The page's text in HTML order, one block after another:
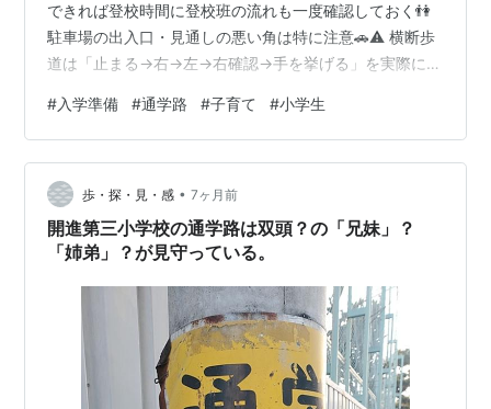
できれば登校時間に登校班の流れも一度確認しておく👫
駐車場の出入口・見通しの悪い角は特に注意🚗⚠️ 横断歩
道は「止まる→右→左→右確認→手を挙げる」を実際に練
ク🏠 子どもに道案内させると覚えやすくておすすめ✨ 小
学校入学前に通学路を歩いてみた👣🎒 入学説明会で校長
先生に「入学前にお子さんと一緒に通学路を実際に歩い
てみてください」って言われたんだけどさ。 うん、たし
かに大事そう。でもふと思った。 「何に気をつけて歩け
ばいいの？🤔」 ただ歩く…
#入学準備 #通学路 #子育て #小学生
歩・探・見・感 • 7ヶ月前
開進第三小学校の通学路は双頭？の「兄妹」？
「姉弟」？が見守っている。